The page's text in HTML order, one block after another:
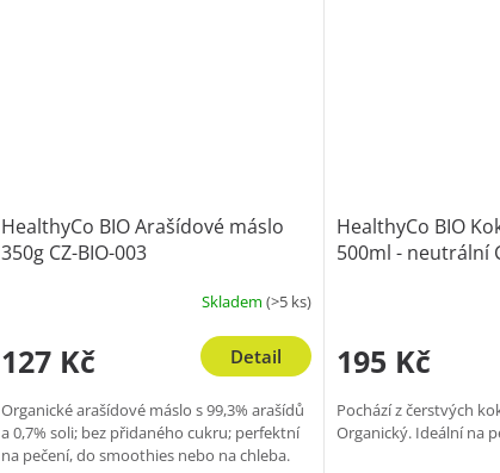
HealthyCo BIO Arašídové máslo
350g CZ-BIO-003
Skladem (>5 ks)
127 Kč Detail
Organické arašídové máslo s 99,3% arašídů
a 0,7% soli; bez přidaného cukru; perfektní
na pečení, do smoothies nebo na chleba.
HealthyCo BIO
500ml - neutrální
195 Kč
Pochází z čerstvých
Organický. Ideální na